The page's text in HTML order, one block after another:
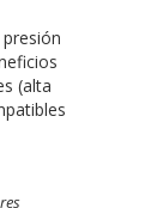
(alta